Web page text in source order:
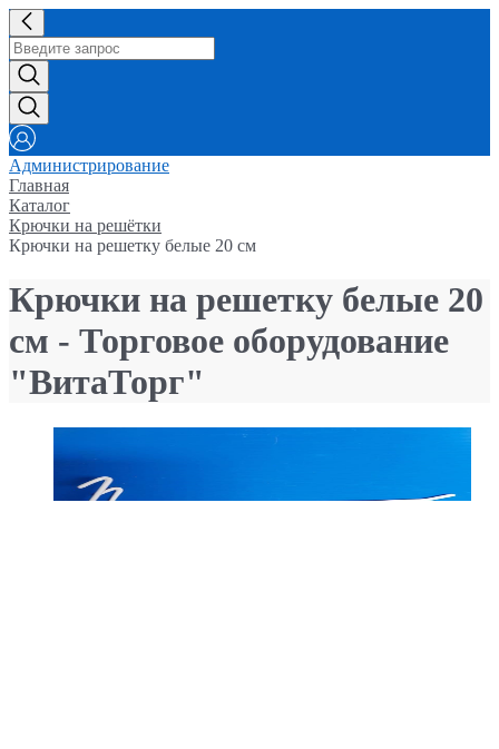
Администрирование
Главная
Каталог
Крючки на решётки
Крючки на решетку белые 20 см
Крючки на решетку белые 20
см - Торговое оборудование
"ВитаТорг"